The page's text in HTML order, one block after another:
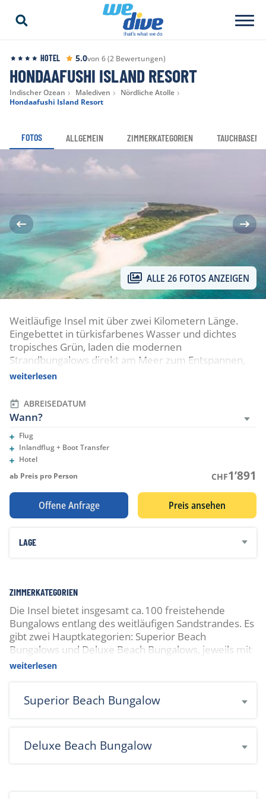
HOTEL 5.0von 6 (2 Bewertungen)
HONDAAFUSHI ISLAND RESORT
Indischer Ozean Malediven
Nördliche Atolle
Hondaafushi Island Resort
FOTOS ALLGEMEIN ZIMMERKATEGORIEN TAUCHBASEN
ALLE 26 FOTOS ANZEIGEN
Weitläufige Insel mit über zwei Kilometern Länge.
Eingebettet in türkisfarbenes Wasser und dichtes
tropisches Grün, laden die modernen
Strandbungalows direkt am Meer zum Entspannen,
Tauchen und Geniessen ein – inklusive All-Inclusive-
eindrucksvolle Unterwassererlebnisse.
weiterlesen
ABREISEDATUM
Wann?
Flug
Eingeschlossene Leistungen
Inlandflug + Boot Transfer
Eingeschlossene Leistungen
Hotel
Eingeschlossene Leistungen
ab Preis pro Person
CHF1’891
Offene Anfrage Preis ansehen
LAGE
ZIMMERKATEGORIEN
Die Insel bietet insgesamt ca. 100 freistehende
Bungalows entlang des weitläufigen Sandstrandes. Es
gibt zwei Hauptkategorien: Superior Beach
Bungalows und Deluxe Beach Bungalows, jeweils mit
direktem Zugang zum Strand. Die Unterkünfte sind
weiterlesen
Superior Beach Bungalow
Deluxe Beach Bungalow